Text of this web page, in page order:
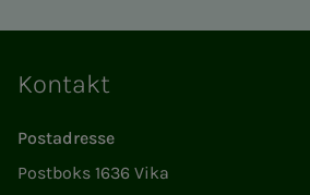
Kontakt
Postadresse
Postboks 1636 Vika